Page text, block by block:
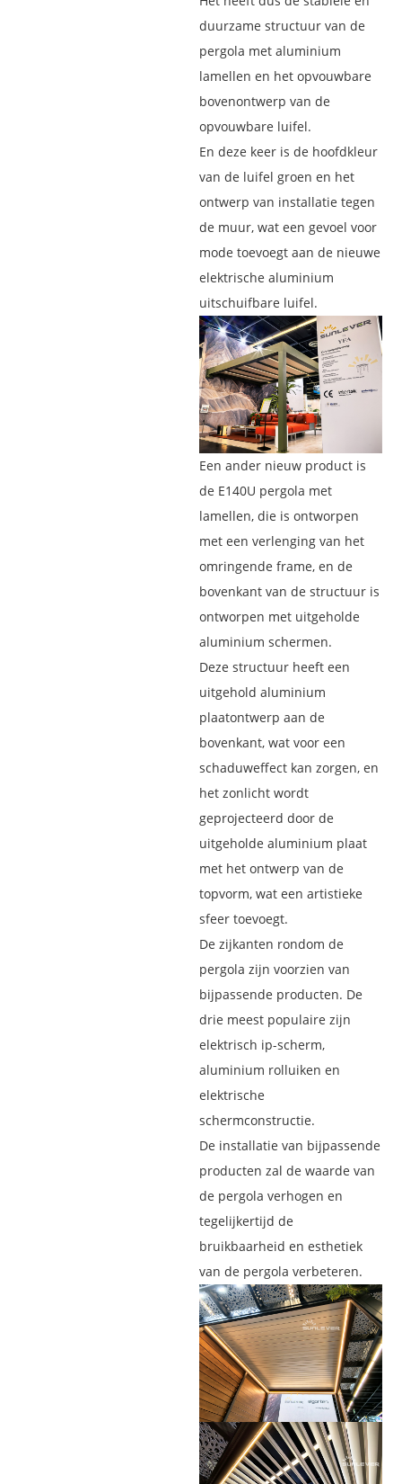
duurzame structuur van de
pergola met aluminium
lamellen en het opvouwbare
bovenontwerp van de
opvouwbare luifel.
En deze keer is de hoofdkleur
van de luifel groen en het
ontwerp van installatie tegen
de muur, wat een gevoel voor
mode toevoegt aan de nieuwe
elektrische aluminium
uitschuifbare luifel.
Een ander nieuw product is
de E140U pergola met
lamellen, die is ontworpen
met een verlenging van het
omringende frame, en de
bovenkant van de structuur is
ontworpen met uitgeholde
aluminium schermen.
Deze structuur heeft een
uitgehold aluminium
plaatontwerp aan de
bovenkant, wat voor een
schaduweffect kan zorgen, en
het zonlicht wordt
geprojecteerd door de
uitgeholde aluminium plaat
met het ontwerp van de
topvorm, wat een artistieke
sfeer toevoegt.
De zijkanten rondom de
pergola zijn voorzien van
bijpassende producten. De
drie meest populaire zijn
elektrisch ip-scherm,
aluminium rolluiken en
elektrische
schermconstructie.
De installatie van bijpassende
producten zal de waarde van
de pergola verhogen en
tegelijkertijd de
bruikbaarheid en esthetiek
van de pergola verbeteren.